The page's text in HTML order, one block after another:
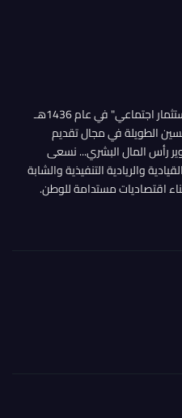
تأسست شركة تكوين القادة وهي "استثمار اجتماعي" في عام 1436هـ
المؤسسين الطويلة في مجال تقديم
رأس المال البشري... نسعى
والريادية التنفيذية والشابة
اقتصاديات مستدامة للوطن.